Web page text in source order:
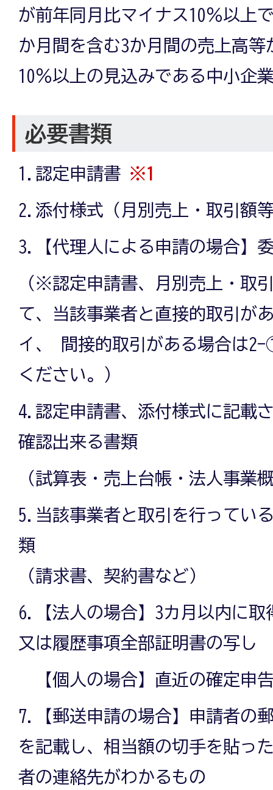
が前年同月比マイナス10％以上
か月間を含む3か月間の売上高
10％以上の見込みである中小企
必要書類
1.認定申請書 ※1
2.添付様式（月別売上・取引額
3.【代理人による申請の場合】
（※認定申請書、月別売上・取
て、当該事業者と直接的取引が
イ、 間接的取引がある場合は
ください。）
4.認定申請書、添付様式に記載
確認出来る書類
（試算表・売上台帳・法人事業
5.当該事業者と取引を行ってい
類
（請求書、契約書など）
6.【法人の場合】3カ月以内に取
又は履歴事項全部証明書の写し
【個人の場合】直近の確定申
7.【郵送申請の場合】申請者の
を記載し、相当額の切手を貼っ
者の連絡先がわかるもの